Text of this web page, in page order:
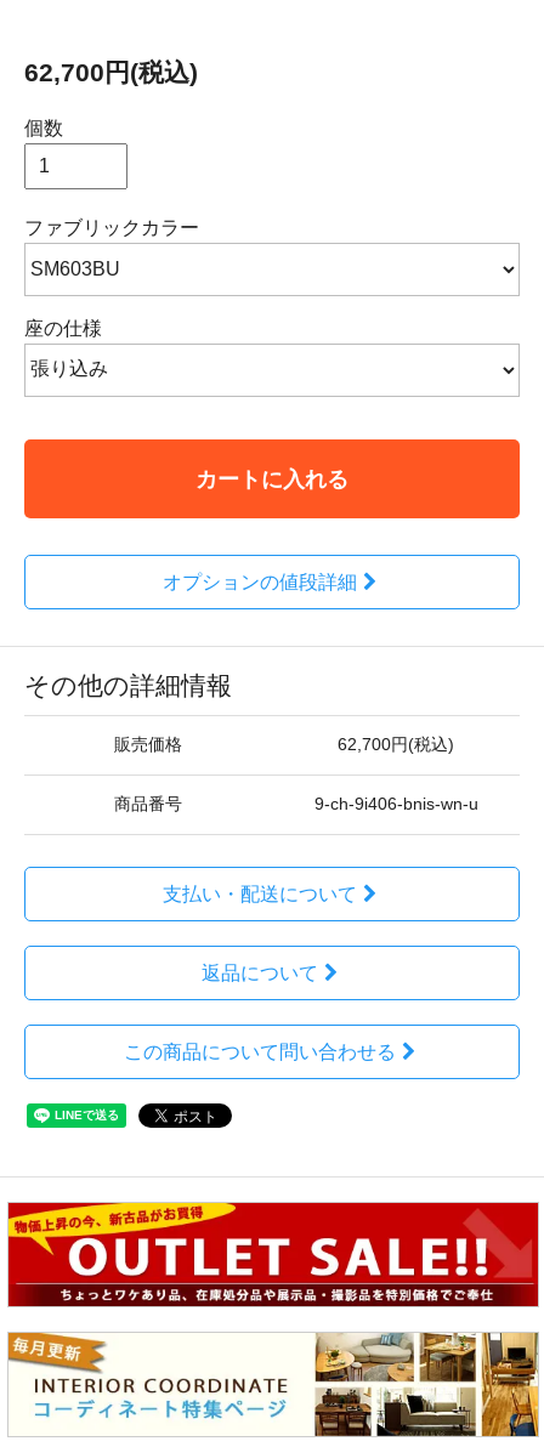
62,700円(税込)
個数
ファブリックカラー
座の仕様
カートに入れる
オプションの値段詳細
その他の詳細情報
販売価格 62,700円(税込)
商品番号 9-ch-9i406-bnis-wn-u
支払い・配送について
返品について
この商品について問い合わせる